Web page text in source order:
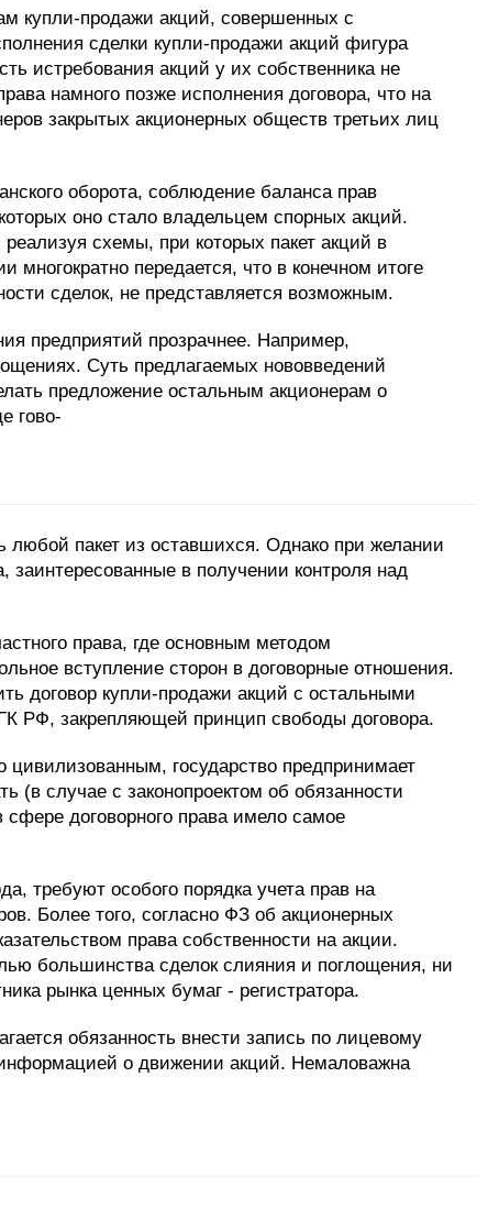
купли-продажи акций, совершенных с
сделки купли-продажи акций фигура
истребования акций у их собственника не
намного позже исполнения договора, что на
закрытых акционерных обществ третьих лиц
оборота, соблюдение баланса прав
оно стало владельцем спорных акций.
схемы, при которых пакет акций в
передается, что в конечном итоге
сделок, не представляется возможным.
предприятий прозрачнее. Например,
Суть предлагаемых нововведений
предложение остальным акционерам о
гово-
пакет из оставшихся. Однако при желании
заинтересованные в получении контроля над
права, где основным методом
вступление сторон в договорные отношения.
договор купли-продажи акций с остальными
РФ, закрепляющей принцип свободы договора.
государство предпринимает
(в случае с законопроектом об обязанности
договорного права имело самое
требуют особого порядка учета прав на
Более того, согласно ФЗ об акционерных
права собственности на акции.
большинства сделок слияния и поглощения, ни
рынка ценных бумаг - регистратора.
обязанность внести запись по лицевому
информацией о движении акций. Немаловажна